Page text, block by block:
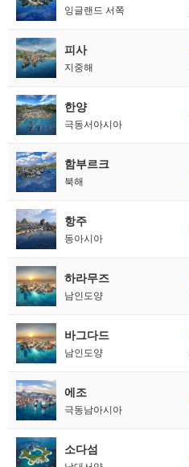
잉글랜드 서쪽
피사
지중해
한양
극동서아시아
함부르크
북해
항주
동아시아
하라무즈
남인도양
바그다드
남인도양
에조
극동남아시아
소다섬